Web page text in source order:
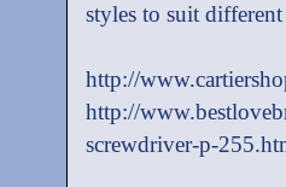
styles to suit
http://
http://
screwdriver-p-